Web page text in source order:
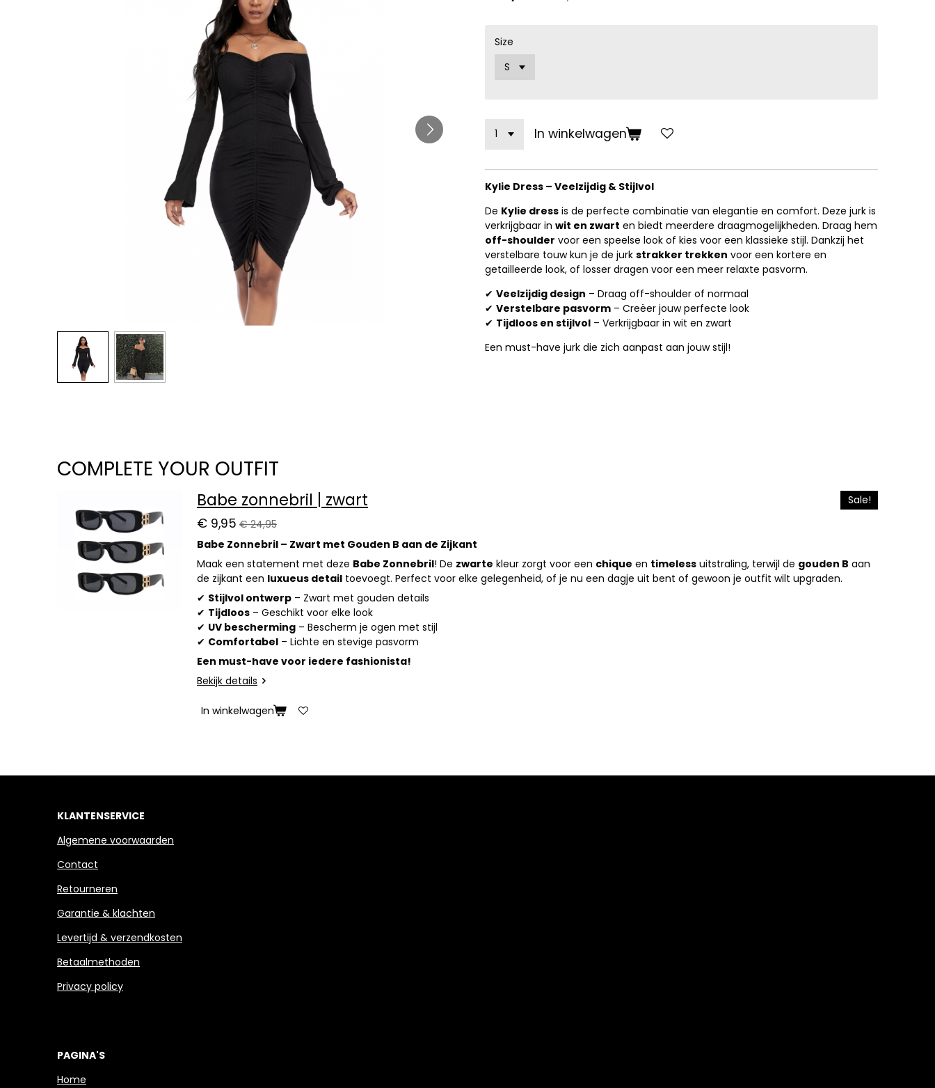
Size
In winkelwagen
Kylie Dress – Veelzijdig & Stijlvol
De Kylie dress is de perfecte combinatie van elegantie en comfort. Deze jurk is
verkrijgbaar in wit en zwart en biedt meerdere draagmogelijkheden. Draag hem
off-shoulder voor een speelse look of kies voor een klassieke stijl. Dankzij het
verstelbare touw kun je de jurk strakker trekken voor een kortere en
getailleerde look, of losser dragen voor een meer relaxte pasvorm.
✔ Veelzijdig design – Draag off-shoulder of normaal
✔ Verstelbare pasvorm – Creëer jouw perfecte look
✔ Tijdloos en stijlvol – Verkrijgbaar in wit en zwart
Een must-have jurk die zich aanpast aan jouw stijl!
COMPLETE YOUR OUTFIT
Sale!
Babe zonnebril | zwart
€ 9,95 € 24,95
Babe Zonnebril – Zwart met Gouden B aan de Zijkant
Maak een statement met deze Babe Zonnebril! De zwarte kleur zorgt voor een chique en timeless uitstraling, terwijl de gouden B aan
de zijkant een luxueus detail toevoegt. Perfect voor elke gelegenheid, of je nu een dagje uit bent of gewoon je outfit wilt upgraden.
✔ Stijlvol ontwerp – Zwart met gouden details
✔ Tijdloos – Geschikt voor elke look
✔ UV bescherming – Bescherm je ogen met stijl
✔ Comfortabel – Lichte en stevige pasvorm
Een must-have voor iedere fashionista!
Bekijk details
In winkelwagen
KLANTENSERVICE
Algemene voorwaarden
Contact
Retourneren
Garantie & klachten
Levertijd & verzendkosten
Betaalmethoden
Privacy policy
PAGINA'S
Home